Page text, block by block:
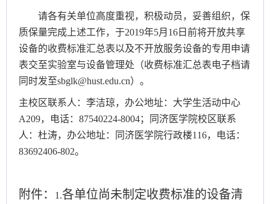
请各有关单位高度重视，积极动员，妥善组织，保
质保量完成上述工作，于2019年5月 16 日前将开放共享
设备的收费标准汇总表以及不开放服务设备的专用申请
表交至实验室与设备管理处（收费标准汇总表电子档请
同时发至sbglk@hust.edu.cn）。
主校区联系人：李洁琼，办公地址：大学生活动中心
A209，电话：87540224-8004；同济医学院校区联系
人：杜涛，办公地址：同济医学院行政楼116，电话：
83692406-802。
附件： 1.各单位尚未制定收费标准的设备清